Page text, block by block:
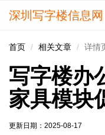
深圳写字楼信息网
首页 相关文章 详情
写字楼办
家具模块
更新日期： 2025-08-17